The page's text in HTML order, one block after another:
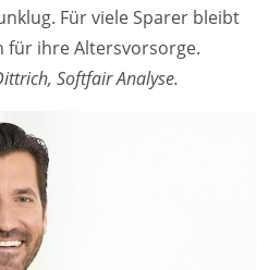
Für viele Sparer bleibt
für ihre Altersvorsorge.
Softfair Analyse.